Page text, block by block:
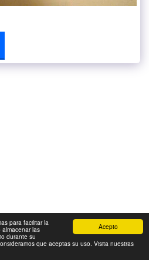
Acepto
para facilitar la
las
durante su
que aceptas su uso. Visita nuestras